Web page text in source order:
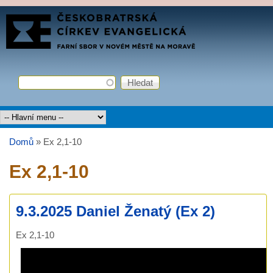
Přejít k hlavnímu obsahu
FARNÍ
SBOR
Vyhledávání
Hledat
Hlavní menu
Jste zde
Domů » Ex 2,1-10
Ex 2,1-10
9.3.2025 Daniel Ženatý (Ex 2)
Ex 2,1-10